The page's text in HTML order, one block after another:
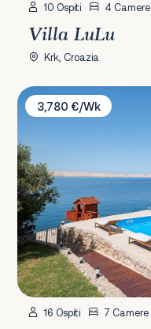
10 Ospiti 4 Camere
Villa LuLu
Krk, Croazia
Villa Tiffany
3,780 €/Wk
16 Ospiti 7 Camere